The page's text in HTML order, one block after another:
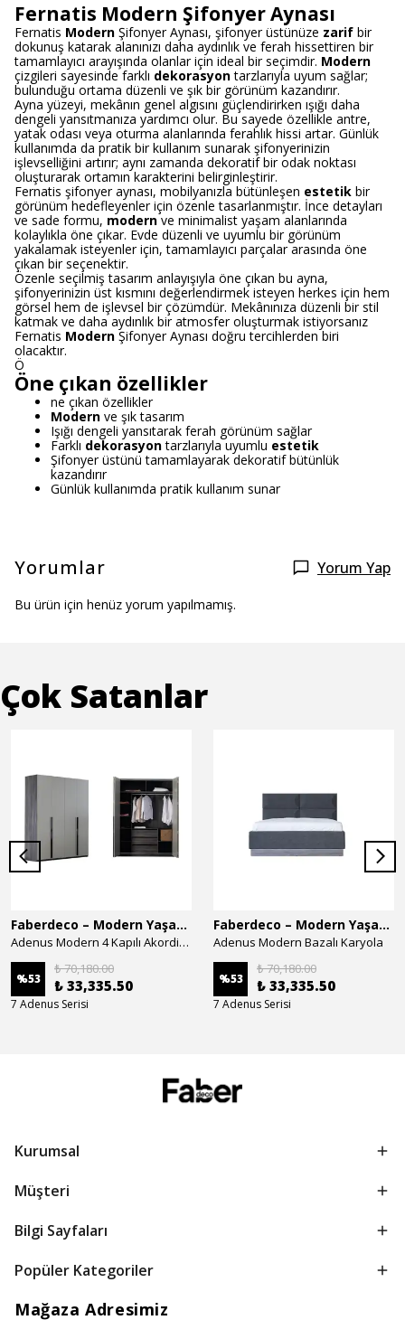
Fernatis Modern Şifonyer Aynası
Fernatis Modern Şifonyer Aynası, şifonyer üstünüze zarif bir
dokunuş katarak alanınızı daha aydınlık ve ferah hissettiren bir
tamamlayıcı arayışında olanlar için ideal bir seçimdir. Modern
çizgileri sayesinde farklı dekorasyontarzlarıyla uyum sağlar;
bulunduğu ortama düzenli ve şık bir görünüm kazandırır.
Ayna yüzeyi, mekânın genel algısını güçlendirirken ışığı daha
dengeli yansıtmanıza yardımcı olur. Bu sayede özellikle antre,
yatak odası veya oturma alanlarında ferahlık hissi artar. Günlük
kullanımda da pratik bir kullanım sunarak şifonyerinizin
işlevselliğini artırır; aynı zamanda dekoratif bir odak noktası
oluşturarak ortamın karakterini belirginleştirir.
Fernatis şifonyer aynası, mobilyanızla bütünleşen estetik bir
görünüm hedefleyenler için özenle tasarlanmıştır. İnce detayları
ve sade formu, modernve minimalist yaşam alanlarında
kolaylıkla öne çıkar. Evde düzenli ve uyumlu bir görünüm
yakalamak isteyenler için, tamamlayıcı parçalar arasında öne
çıkan bir seçenektir.
Özenle seçilmiş tasarım anlayışıyla öne çıkan bu ayna,
şifonyerinizin üst kısmını değerlendirmek isteyen herkes için hem
görsel hem de işlevsel bir çözümdür. Mekânınıza düzenli bir stil
katmak ve daha aydınlık bir atmosfer oluşturmak istiyorsanız
Fernatis Modern Şifonyer Aynası doğru tercihlerden biri
olacaktır.
Ö
Öne çıkan özellikler
ne çıkan özellikler
Modern ve şık tasarım
Işığı dengeli yansıtarak ferah görünüm sağlar
Farklı dekorasyontarzlarıyla uyumlu estetik
Şifonyer üstünü tamamlayarak dekoratif bütünlük
kazandırır
Günlük kullanımda pratik kullanım sunar
Yorumlar Yorum Yap
Bu ürün için henüz yorum yapılmamış.
Çok Satanlar
Faberdeco – Modern Yaşam Alanları İçin Özel Tasarım Mobilyalar
Adenus Modern 4 Kapılı Akordion Dolap
%53
₺ 70,180.00
₺ 33,335.50
7 Adenus Serisi
Faberdeco – Modern Yaşam Alanları İçin Özel Tasarım Mobilyalar
Adenus Modern Bazalı Karyola
%53
₺ 70,180.00
₺ 33,335.50
7 Adenus Serisi
Kurumsal
Müşteri
Bilgi Sayfaları
Popüler Kategoriler
Mağaza Adresimiz